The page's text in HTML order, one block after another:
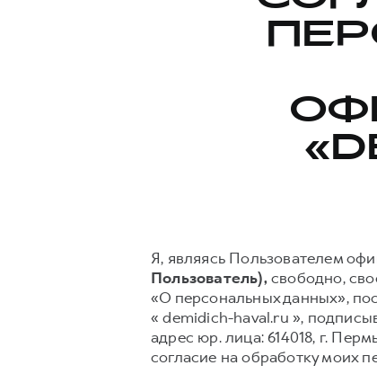
Я, являясь Пользователем
Пользователь),свободно,
«О персональных данных»,
« demidich-haval.ru »,
адрес юр. лица: 614018, г.
согласие на обработку моих